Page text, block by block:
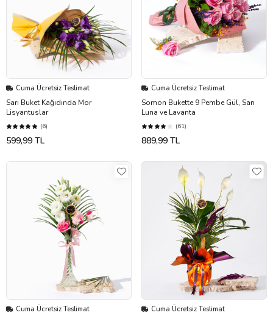
Cuma Ücretsiz Teslimat
Sarı Buket Kağıdında Mor
Lisyantuslar
(6)
599,99 TL
Cuma Ücretsiz Teslimat
Somon Bukette 9 Pembe Gül, Sarı
Luna ve Lavanta
(61)
889,99 TL
Cuma Ücretsiz Teslimat Cuma Ücretsiz Teslimat